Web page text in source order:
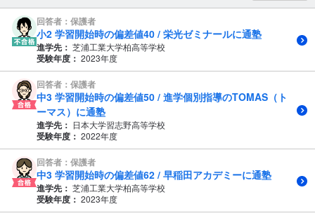
回答者：保護者
小2 学習開始時の偏差値40 / 栄光ゼミナールに通塾
進学先： 芝浦工業大学柏高等学校
受験年度： 2023年度
回答者：保護者
中3 学習開始時の偏差値50 / 進学個別指導のTOMAS（ト
ーマス）に通塾
進学先： 日本大学習志野高等学校
受験年度： 2022年度
回答者：保護者
中3 学習開始時の偏差値62 / 早稲田アカデミーに通塾
進学先： 芝浦工業大学柏高等学校
受験年度： 2023年度